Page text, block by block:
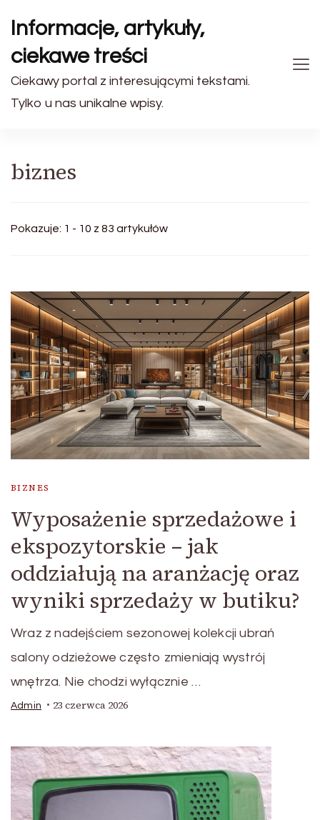
Informacje, artykuły,
ciekawe treści
Ciekawy portal z interesującymi tekstami.
Tylko u nas unikalne wpisy.
biznes
Pokazuje: 1 - 10 z 83 artykułów
BIZNES
Wyposażenie sprzedażowe i
ekspozytorskie – jak
oddziałują na aranżację oraz
wyniki sprzedaży w butiku?
Wraz z nadejściem sezonowej kolekcji ubrań
salony odzieżowe często zmieniają wystrój
wnętrza. Nie chodzi wyłącznie …
Admin 23 czerwca 2026